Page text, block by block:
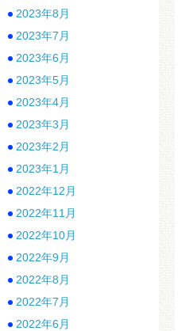
2023年8月
2023年7月
2023年6月
2023年5月
2023年4月
2023年3月
2023年2月
2023年1月
2022年12月
2022年11月
2022年10月
2022年9月
2022年8月
2022年7月
2022年6月